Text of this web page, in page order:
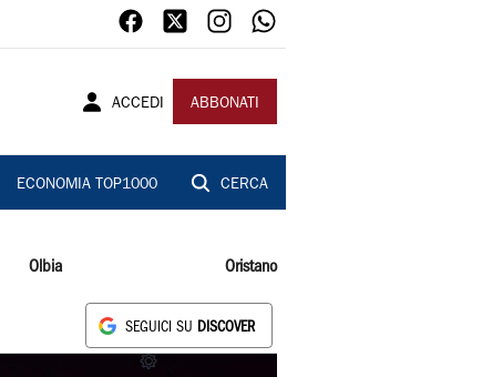
ACCEDI ABBONATI
ECONOMIA TOP1000 CERCA
Olbia Oristano
SEGUICI SU DISCOVER